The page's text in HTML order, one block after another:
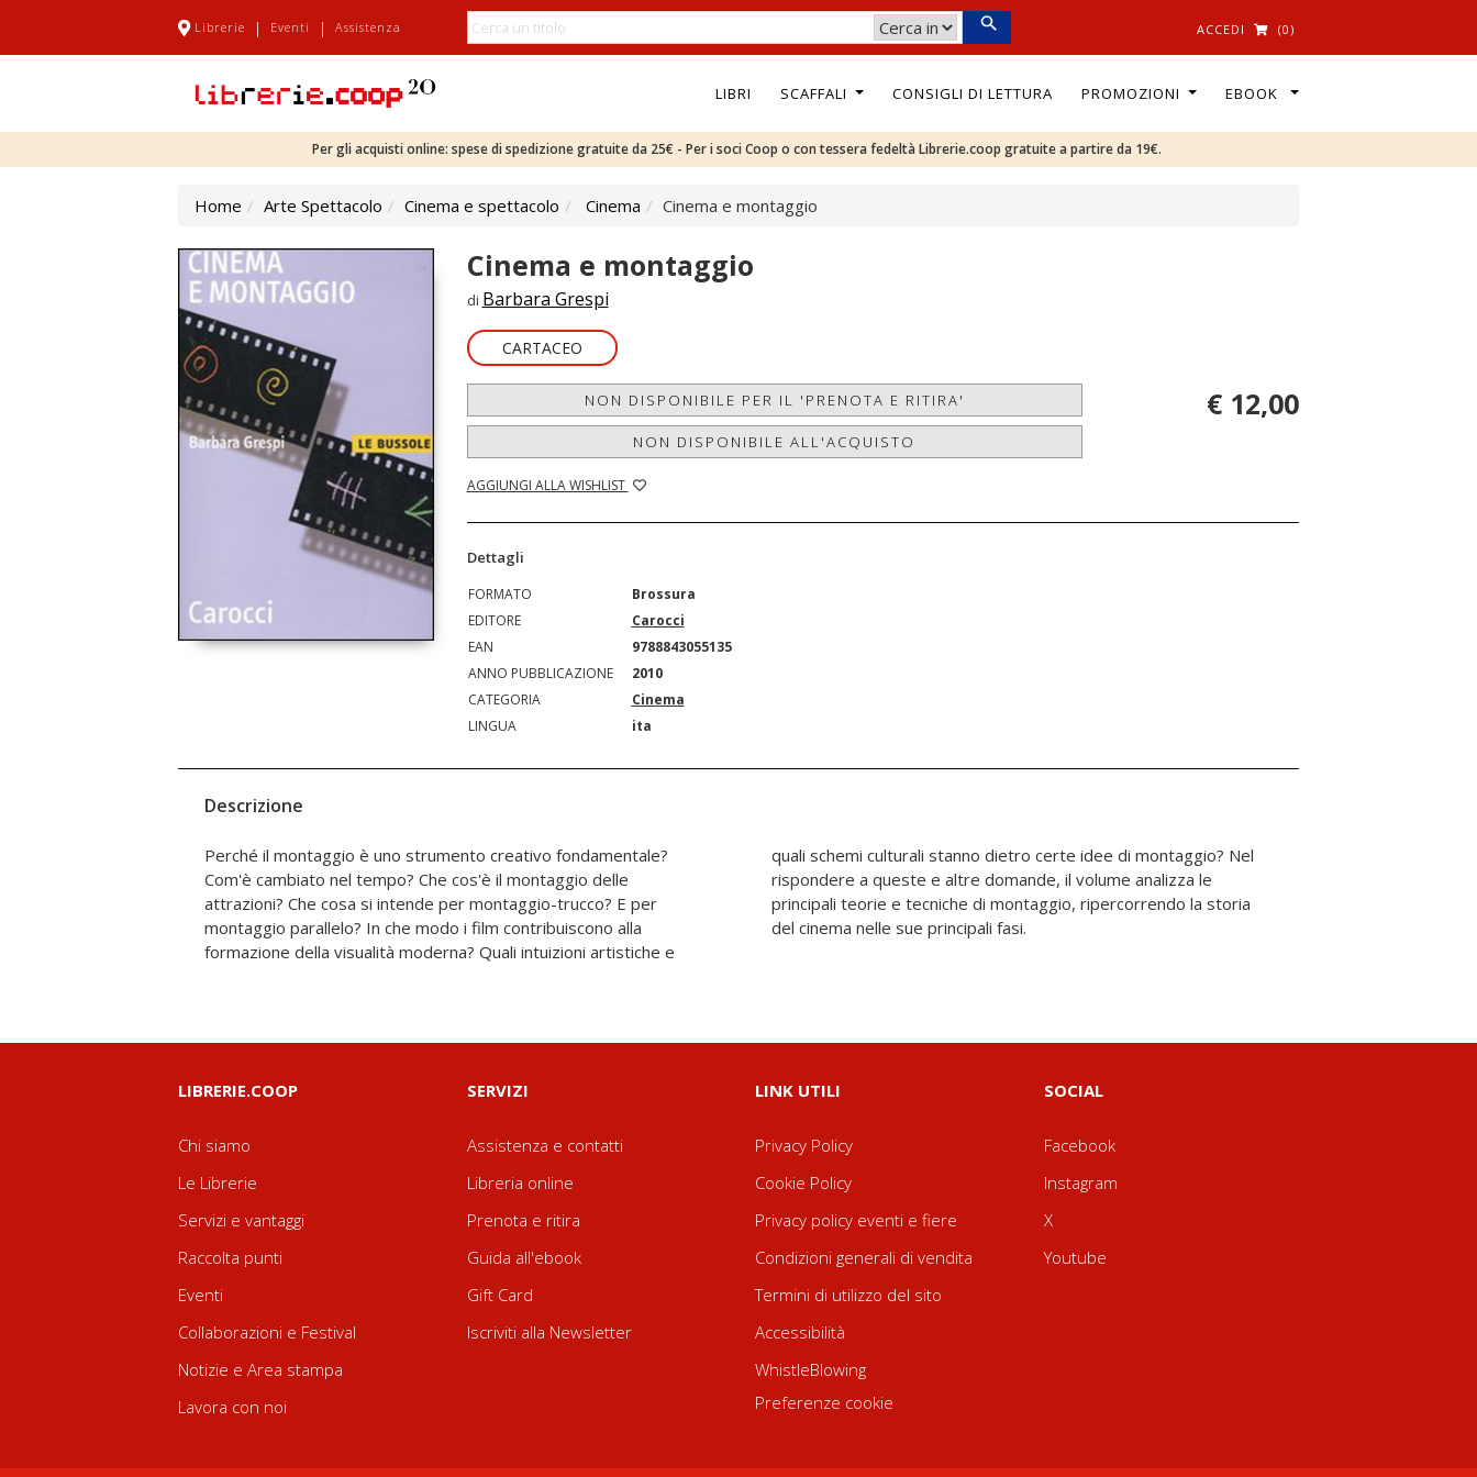
Librerie | Eventi | Assistenza ACCEDI (0)
LIBRI SCAFFALI CONSIGLI DI LETTURA PROMOZIONI EBOOK
Per gli acquisti online: spese di spedizione gratuite da 25€ - Per i soci Coop o con tessera fedeltà Librerie.coop gratuite a partire da 19€.
Home Arte Spettacolo Cinema e spettacolo Cinema Cinema e montaggio
Cinema e montaggio
di Barbara Grespi
CARTACEO
NON DISPONIBILE PER IL 'PRENOTA E RITIRA'
NON DISPONIBILE ALL'ACQUISTO
AGGIUNGI ALLA WISHLIST
€ 12,00
Dettagli
FORMATO
Brossura
EDITORE
Carocci
EAN
9788843055135
ANNO PUBBLICAZIONE
2010
CATEGORIA
Cinema
LINGUA
ita
Descrizione
Perché il montaggio è uno strumento creativo fondamentale?
Com'è cambiato nel tempo? Che cos'è il montaggio delle
attrazioni? Che cosa si intende per montaggio-trucco? E per
montaggio parallelo? In che modo i film contribuiscono alla
formazione della visualità moderna? Quali intuizioni artistiche e
quali schemi culturali stanno dietro certe idee di montaggio? Nel
rispondere a queste e altre domande, il volume analizza le
principali teorie e tecniche di montaggio, ripercorrendo la storia
del cinema nelle sue principali fasi.
LIBRERIE.COOP
Chi siamo
Le Librerie
Servizi e vantaggi
Raccolta punti
Eventi
Collaborazioni e Festival
Notizie e Area stampa
Lavora con noi
SERVIZI
Assistenza e contatti
Libreria online
Prenota e ritira
Guida all'ebook
Gift Card
Iscriviti alla Newsletter
LINK UTILI
Privacy Policy
Cookie Policy
Privacy policy eventi e fiere
Condizioni generali di vendita
Termini di utilizzo del sito
Accessibilità
WhistleBlowing
Preferenze cookie
SOCIAL
Facebook
Instagram
X
Youtube